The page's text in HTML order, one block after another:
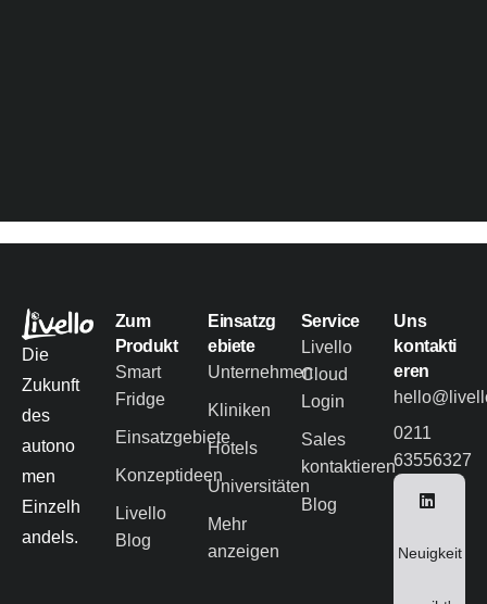
Die
Zukunft
des
autono
men
Einzelh
andels.
Zum
Produkt
Smart
Fridge
Einsatzgebiete
Konzeptideen
Livello
Blog
Einsatzg
ebiete
Unternehmen
Kliniken
Hotels
Universitäten
Mehr
anzeigen
Service
Livello
Cloud
Login
Sales
kontaktieren
Blog
Uns
kontakti
eren
0211
63556327
Neuigkeit